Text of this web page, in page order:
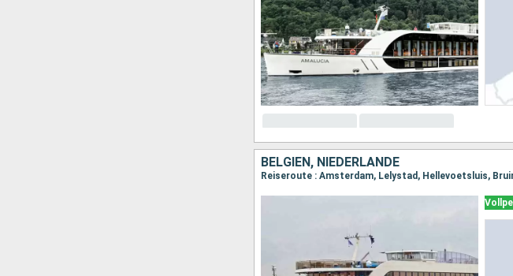
BELGIEN, NIEDERLANDE